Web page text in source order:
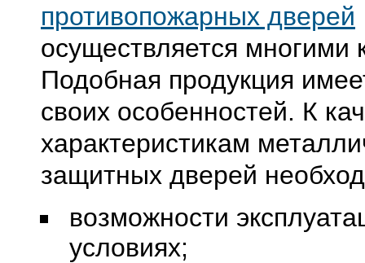
противопожарных дверей
осуществляется многими
Подобная продукция
своих особенностей. К
характеристикам
защитных дверей
возможности
условиях;